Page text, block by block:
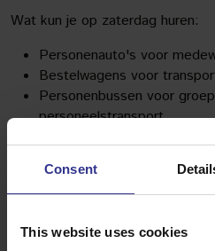
Consent
This website uses cookies
Wat kun je op zaterdag huren:
Personenauto's voor
Bestelwagens voor
Personenbussen voor
personeelstransport
Onze voertuigen zijn jong,
zonder verrassingen onderweg.